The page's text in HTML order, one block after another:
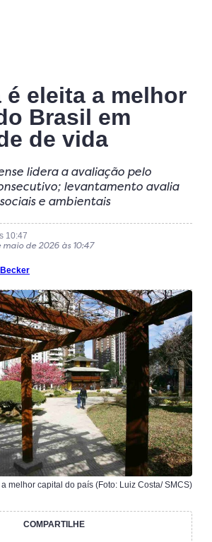
eleita a melhor
Brasil em
de vida
lidera a avaliação pelo
levantamento avalia
e ambientais
10:47
de 2026 às 10:47
melhor capital do país (Foto: Luiz Costa/ SMCS)
COMPARTILHE